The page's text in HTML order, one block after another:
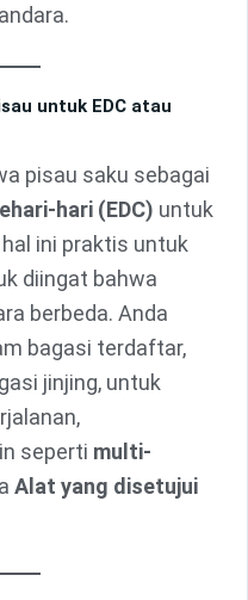
untuk EDC atau
pisau saku sebagai
hari (EDC) untuk
ini praktis untuk
diingat bahwa
berbeda. Anda
bagasi terdaftar,
jinjing, untuk
seperti multi-
Alat yang disetujui